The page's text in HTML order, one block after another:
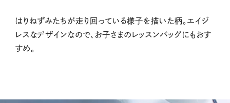
はりねずみたちが走り回っている様子を描いた柄。エイジ
レスなデザインなので、お子さまのレッスンバッグにもおす
すめ。